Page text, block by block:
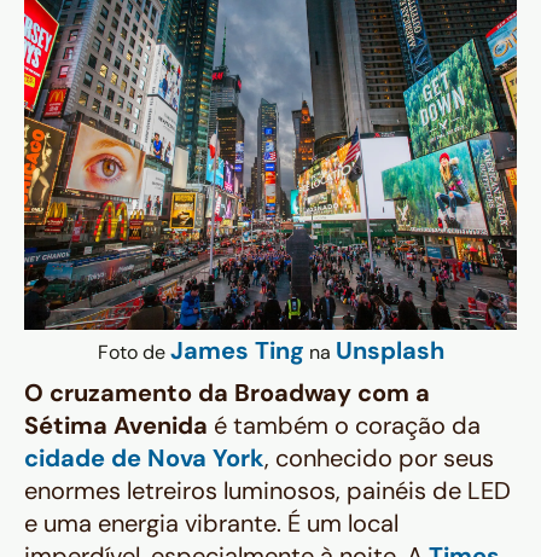
Foto deJames Ting na Unsplash
O cruzamento da Broadway com a
Sétima Avenida é também o coração da
cidade de Nova York, conhecido por seus
enormes letreiros luminosos, painéis de LED
e uma energia vibrante. É um local